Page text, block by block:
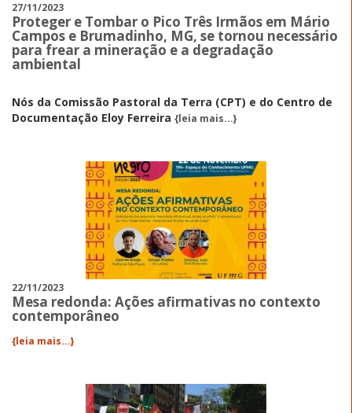
27/11/2023
Proteger e Tombar o Pico Três Irmãos em Mário
Campos e Brumadinho, MG, se tornou necessário
para frear a mineração e a degradação
ambiental
Nós da Comissão Pastoral da Terra (CPT) e do Centro de
Documentação Eloy Ferreira {leia mais...}
22/11/2023
Mesa redonda: Ações afirmativas no contexto
contemporâneo
{leia mais...}